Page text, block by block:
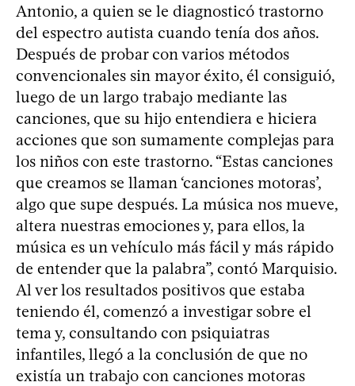
Antonio, a quien se le diagnosticó trastorno
del espectro autista cuando tenía dos años.
Después de probar con varios métodos
convencionales sin mayor éxito, él consiguió,
luego de un largo trabajo mediante las
canciones, que su hijo entendiera e hiciera
acciones que son sumamente complejas para
los niños con este trastorno. “Estas canciones
que creamos se llaman ‘canciones motoras’,
algo que supe después. La música nos mueve,
altera nuestras emociones y, para ellos, la
música es un vehículo más fácil y más rápido
de entender que la palabra”, contó Marquisio.
Al ver los resultados positivos que estaba
teniendo él, comenzó a investigar sobre el
tema y, consultando con psiquiatras
infantiles, llegó a la conclusión de que no
existía un trabajo con canciones motoras